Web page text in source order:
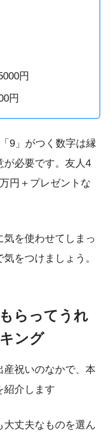
円
円
9」がつく数字は縁
が必要です。友人4
円＋プレゼントな
を使わせてしまっ
をつけましょう。
らってうれ
ング
産祝いのなかで、本
紹介します
丈夫なものを選ん